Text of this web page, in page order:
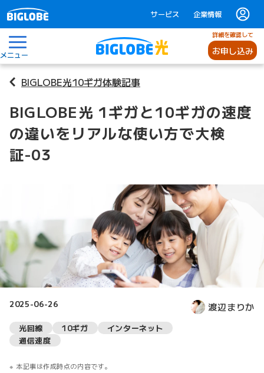
サービス 企業情報
メニュー
詳細を確認して
お申し込み
BIGLOBE光10ギガ体験記事
BIGLOBE光 1ギガと10ギガの速度
の違いをリアルな使い方で大検
証-03
2025-06-26 渡辺まりか
光回線 10ギガ
インターネット
通信速度
本記事は作成時点の内容です。